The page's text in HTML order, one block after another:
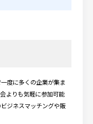
度に多くの企業が集ま
よりも気軽に参加可能
ジネスマッチングや販